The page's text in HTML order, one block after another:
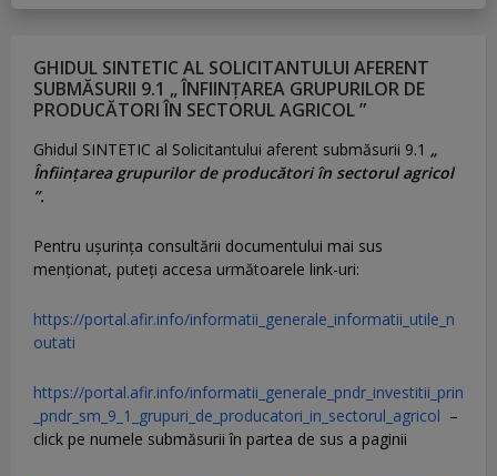
GHIDUL SINTETIC AL SOLICITANTULUI AFERENT
SUBMĂSURII 9.1 „ ÎNFIINȚAREA GRUPURILOR DE
PRODUCĂTORI ÎN SECTORUL AGRICOL ”
Ghidul SINTETIC al Solicitantului aferent submăsurii 9.1 „
Înființarea grupurilor de producători în sectorul agricol
”.
Pentru uşurinţa consultării documentului mai sus
menţionat, puteţi accesa următoarele link-uri:
https://portal.afir.info/informatii_generale_informatii_utile_n
outati
https://portal.afir.info/informatii_generale_pndr_investitii_prin
_pndr_sm_9_1_grupuri_de_producatori_in_sectorul_agricol –
click pe numele submăsurii în partea de sus a paginii